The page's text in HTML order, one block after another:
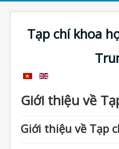
Tạp chí khoa
Giới thiệu về
Giới thiệu về Tạp